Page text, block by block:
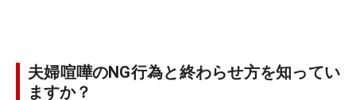
夫婦喧嘩のNG行為と終わらせ方を知ってい
ますか？